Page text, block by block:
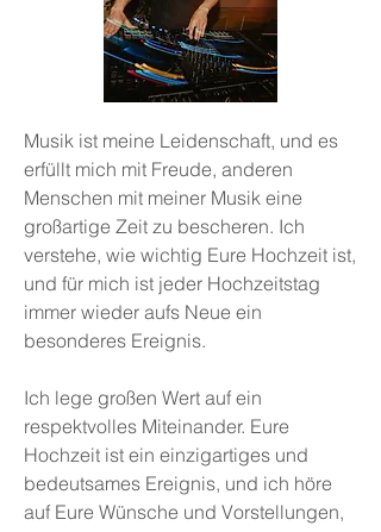
Musik ist meine Leidenschaft, und es
erfüllt mich mit Freude, anderen
Menschen mit meiner Musik eine
großartige Zeit zu bescheren. Ich
verstehe, wie wichtig Eure Hochzeit ist,
und für mich ist jeder Hochzeitstag
immer wieder aufs Neue ein
besonderes Ereignis.
Ich lege großen Wert auf ein
respektvolles Miteinander. Eure
Hochzeit ist ein einzigartiges und
bedeutsames Ereignis, und ich höre
auf Eure Wünsche und Vorstellungen,